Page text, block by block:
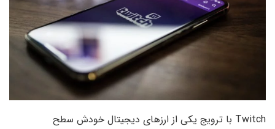
Twitch با ترویج یکی از ارزهای دیجیتال خودش سطح